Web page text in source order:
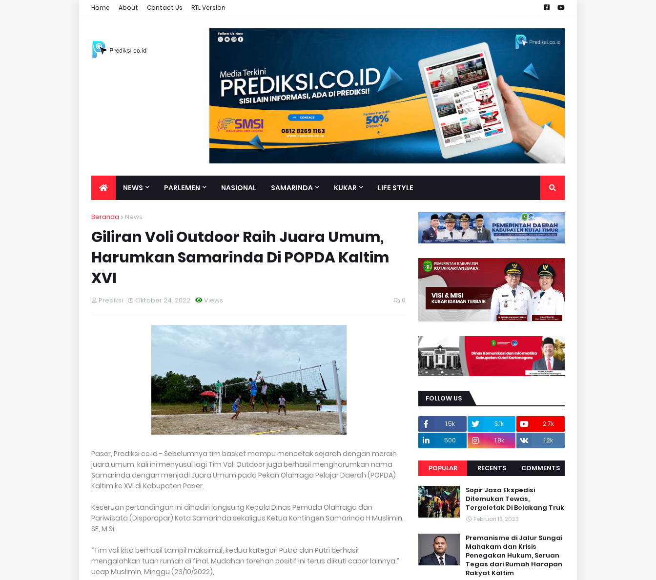
Home About Contact Us RTL Version
NEWS PARLEMEN NASIONAL SAMARINDA KUKAR LIFE STYLE
Beranda News
Giliran Voli Outdoor Raih Juara Umum,
Harumkan Samarinda Di POPDA Kaltim
XVI
Prediksi Views
Oktober 24, 2022 0
Paser, Prediksi co.id - Sebelumnya tim basket mampu mencetak sejarah dengan meraih
juara umum, kali ini menyusul lagi Tim Voli Outdoor juga berhasil mengharumkan nama
Samarinda dengan menjadi Juara Umum pada Pekan Olahraga Pelajar Daerah (POPDA)
Kaltim ke XVI di Kabupaten Paser.
Keseruan pertandingan ini dihadiri langsung Kepala Dinas Pemuda Olahraga dan
Pariwisata (Disporapar) Kota Samarinda sekaligus Ketua Kontingen Samarinda H Muslimin,
SE, M.Si.
“Tim voli kita berhasil tampil maksimal, kedua kategori Putra dan Putri berhasil
mengalahkan tuan rumah di final. Mudahan torehan positif ini terus diikuti cabor lainnya,”
ucap Muslimin, Minggu (23/10/2022),
FOLLOW US
1.5k 3.1k
2.7k
500
1.8k 1.2k
POPULAR RECENTS COMMENTS
Sopir Jasa Ekspedisi
Ditemukan Tewas,
Tergeletak Di Belakang Truk
Februari 15, 2023
Premanisme di Jalur Sungai
Mahakam dan Krisis
Penegakan Hukum, Seruan
Tegas dari Rumah Harapan
Rakyat Kaltim